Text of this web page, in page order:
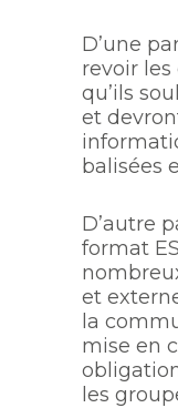
D’une
revoir
qu’ils
et
balisées
D’autre
format
et
la
mise en
les